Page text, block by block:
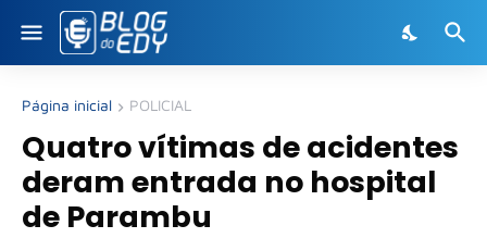
Página inicial POLICIAL
Quatro vítimas de acidentes
deram entrada no hospital
de Parambu